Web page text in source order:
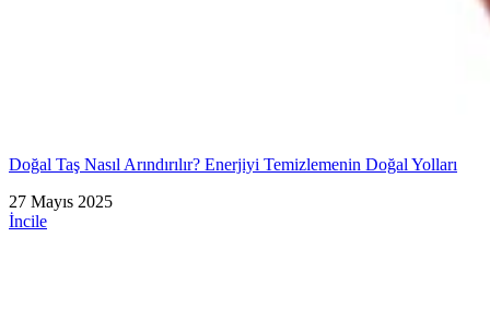
Doğal Taş Nasıl Arındırılır? Enerjiyi Temizlemenin Doğal Yolları
27 Mayıs 2025
İncile